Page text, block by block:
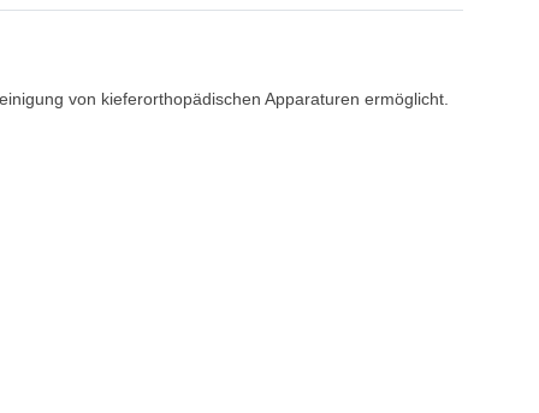
von kieferorthopädischen Apparaturen ermöglicht.